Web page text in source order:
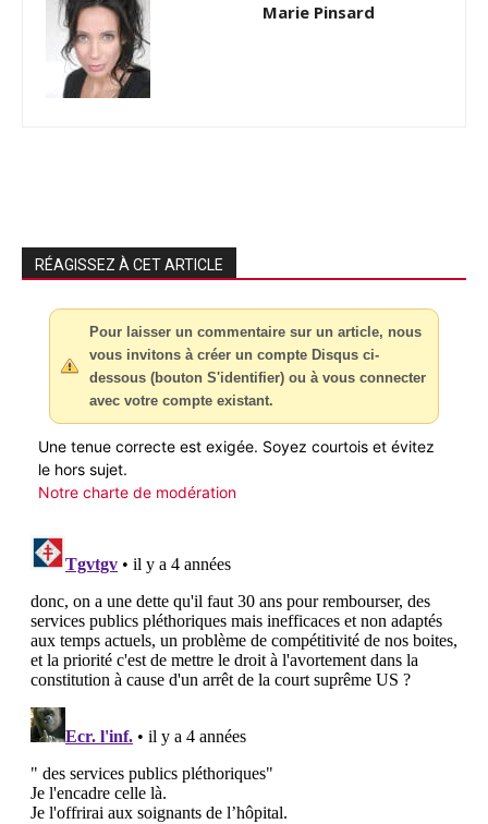
Marie Pinsard
RÉAGISSEZ À CET ARTICLE
Pour laisser un commentaire sur un article, nous
vous invitons à créer un compte Disqus ci-
dessous (bouton S'identifier) ou à vous connecter
avec votre compte existant.
Une tenue correcte est exigée. Soyez courtois et évitez
le hors sujet.
Notre charte de modération